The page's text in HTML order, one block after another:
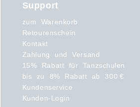
Support
zum Warenkorb
Retourenschein
Kontakt
Zahlung und Versand
15% Rabatt für Tanzschulen
bis zu 8% Rabatt ab 300 €
Kundenservice
Kunden-Login